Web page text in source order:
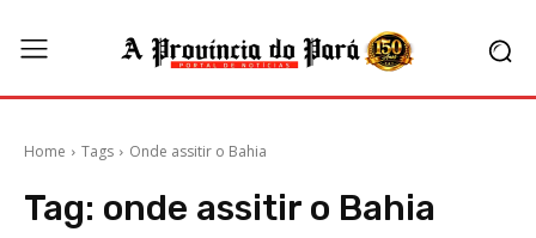
Home Tags Onde assitir o Bahia
Tag: onde assitir o Bahia